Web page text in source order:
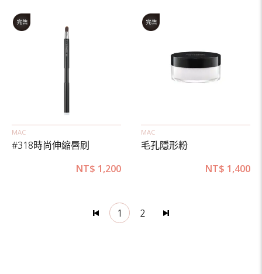
MAC
#318時尚伸縮唇刷
NT$ 1,200
MAC
毛孔隱形粉
NT$ 1,400
1 2